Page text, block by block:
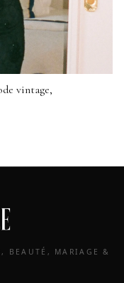
vintage,
BEAUTÉ, MARIAGE &